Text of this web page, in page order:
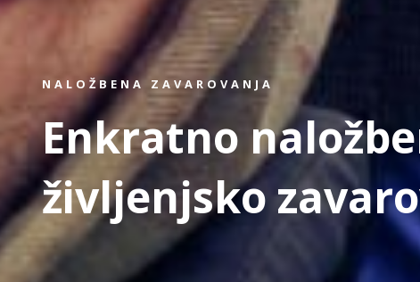
NALOŽBENA ZAVAROVANJA
Enkratno
življenjsko